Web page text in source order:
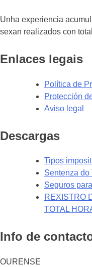
Unha experiencia
sexan realizados con
Enlaces legais
Política de
Protección
Aviso legal
Descargas
Tipos
Sentenza
Seguros
REXISTRO
TOTAL
Info de
OURENSE